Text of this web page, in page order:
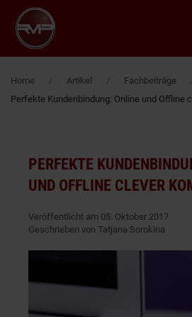
Zum Hauptinhalt springen
Home Artikel Fachbeiträge
Perfekte Kundenbindung: Online und Offline
PERFEKTE
UND OFFLINE CLEVER
Veröffentlicht am 05. Oktober 2017
Geschrieben von Tatjana Sorokina